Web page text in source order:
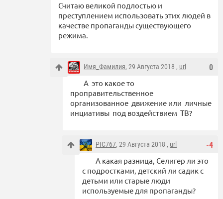
Считаю великой подлостью и
преступлением использовать этих людей в
качестве пропаганды существующего
режима.
0
Имя_Фамилия, 29 Августа 2018 , url
А это какое то
проправительственное
организованное движение или личные
инциативы под воздействием ТВ?
-4
PIC767, 29 Августа 2018 , url
А какая разница, Селигер ли это
с подростками, детский ли садик с
детьми или старые люди
используемые для пропаганды?